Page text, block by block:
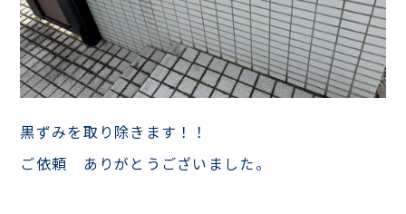
黒ずみを取り除きます！！
ご依頼 ありがとうございました。